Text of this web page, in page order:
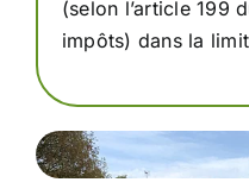
(selon l’article 199
impôts) dans la